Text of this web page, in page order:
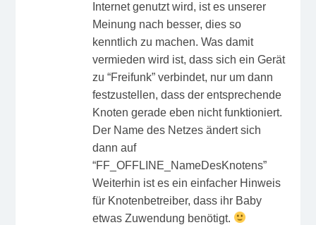
Internet genutzt wird, ist es unserer
Meinung nach besser, dies so
kenntlich zu machen. Was damit
vermieden wird ist, dass sich ein Gerät
zu “Freifunk” verbindet, nur um dann
festzustellen, dass der entsprechende
Knoten gerade eben nicht funktioniert.
Der Name des Netzes ändert sich
dann auf
“FF_OFFLINE_NameDesKnotens”
Weiterhin ist es ein einfacher Hinweis
für Knotenbetreiber, dass ihr Baby
etwas Zuwendung benötigt.